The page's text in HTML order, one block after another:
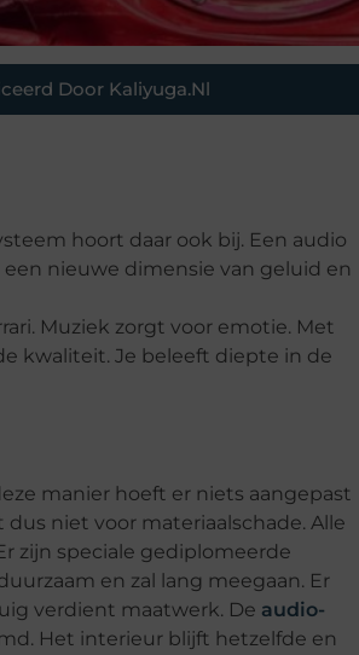
Door Kaliyuga.nl
hoort daar ook bij. Een audio
nieuwe dimensie van geluid en
Muziek zorgt voor emotie. Met
kwaliteit. Je beleeft diepte in de
manier hoeft er niets aangepast
niet voor materiaalschade. Alle
zijn speciale gediplomeerde
en zal lang meegaan. Er
verdient maatwerk. De audio-
Het interieur blijft hetzelfde en